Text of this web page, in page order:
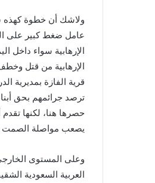
ولاشك أن خطوة كهذه
عامل ضغط كبير على
الإرهابية سواء داخل
الإرهابية من قتل
ترصد جرائمهم بحق
حصرها هنا، لكنها تقدم
يصعب مواصلة الصمت
وعلى المستوى
العربية السعودية